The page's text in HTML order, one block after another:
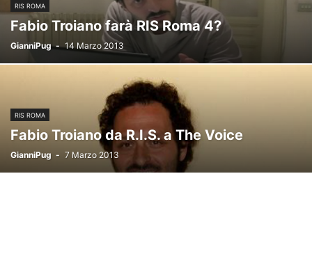
RIS ROMA
Fabio Troiano farà RIS Roma 4?
GianniPug - 14 Marzo 2013
RIS ROMA
Fabio Troiano da R.I.S. a The Voice
GianniPug - 7 Marzo 2013